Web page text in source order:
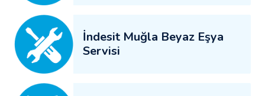
İndesit Muğla Beyaz Eşya
Servisi